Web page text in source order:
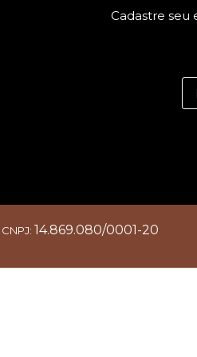
Cadastre seu
CNPJ: 14.869.080/0001-20